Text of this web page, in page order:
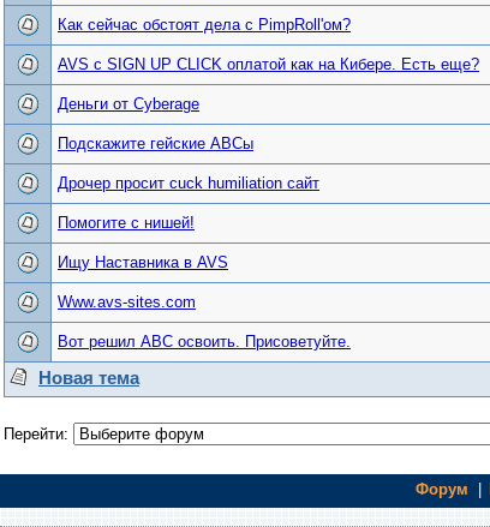
Как сейчас обстоят дела с PimpRoll'ом?
AVS с SIGN UP CLICK оплатой как на Кибере. Есть еще?
Деньги от Cyberage
Подскажите гейские АВСы
Дрочер просит cuck humiliation сайт
Помогите с нишей!
Ищу Наставника в AVS
Www.avs-sites.com
Вот решил АВС освоить. Присоветуйте.
Новая тема
Перейти:
Форум